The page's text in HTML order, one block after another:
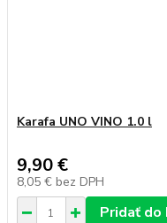
Karafa UNO VINO 1.0 l
9,90 €
8,05 € bez DPH
Pridať do